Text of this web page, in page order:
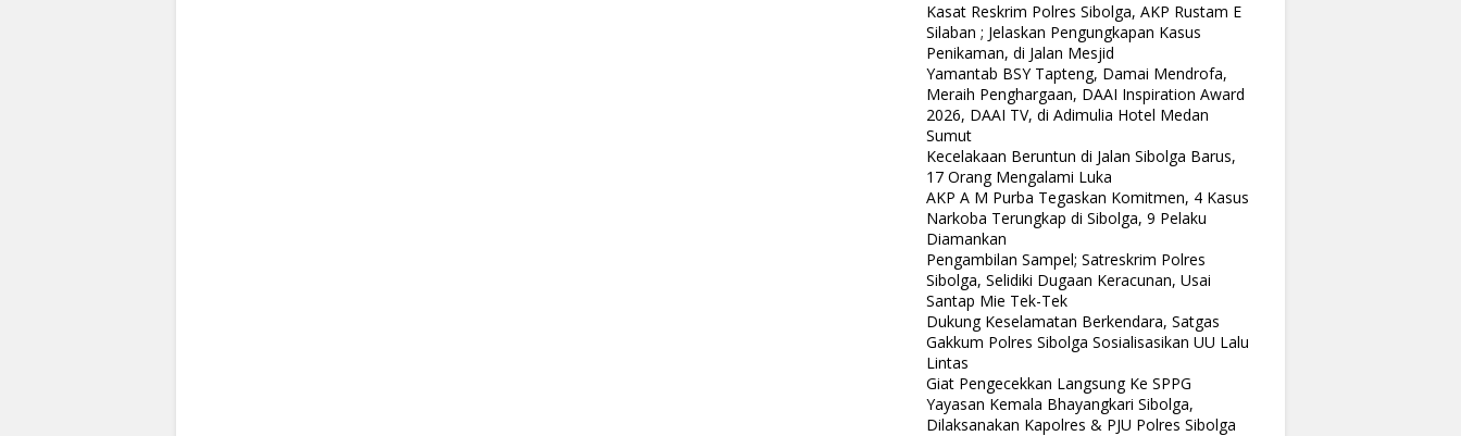
Kasat Reskrim Polres Sibolga, AKP Rustam E
Silaban ; Jelaskan Pengungkapan Kasus
Penikaman, di Jalan Mesjid
Yamantab BSY Tapteng, Damai Mendrofa,
Meraih Penghargaan, DAAI Inspiration Award
2026, DAAI TV, di Adimulia Hotel Medan
Sumut
Kecelakaan Beruntun di Jalan Sibolga Barus,
17 Orang Mengalami Luka
AKP A M Purba Tegaskan Komitmen, 4 Kasus
Narkoba Terungkap di Sibolga, 9 Pelaku
Diamankan
Pengambilan Sampel; Satreskrim Polres
Sibolga, Selidiki Dugaan Keracunan, Usai
Santap Mie Tek-Tek
Dukung Keselamatan Berkendara, Satgas
Gakkum Polres Sibolga Sosialisasikan UU Lalu
Lintas
Giat Pengecekkan Langsung Ke SPPG
Yayasan Kemala Bhayangkari Sibolga,
Dilaksanakan Kapolres & PJU Polres Sibolga